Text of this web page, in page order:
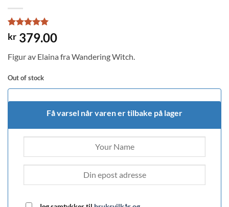
Rated5
out of 5
1
customer
kr 379.00
Figur av Elaina fra Wandering Witch.
Out of stock
Få varsel når varen er tilbake på lager